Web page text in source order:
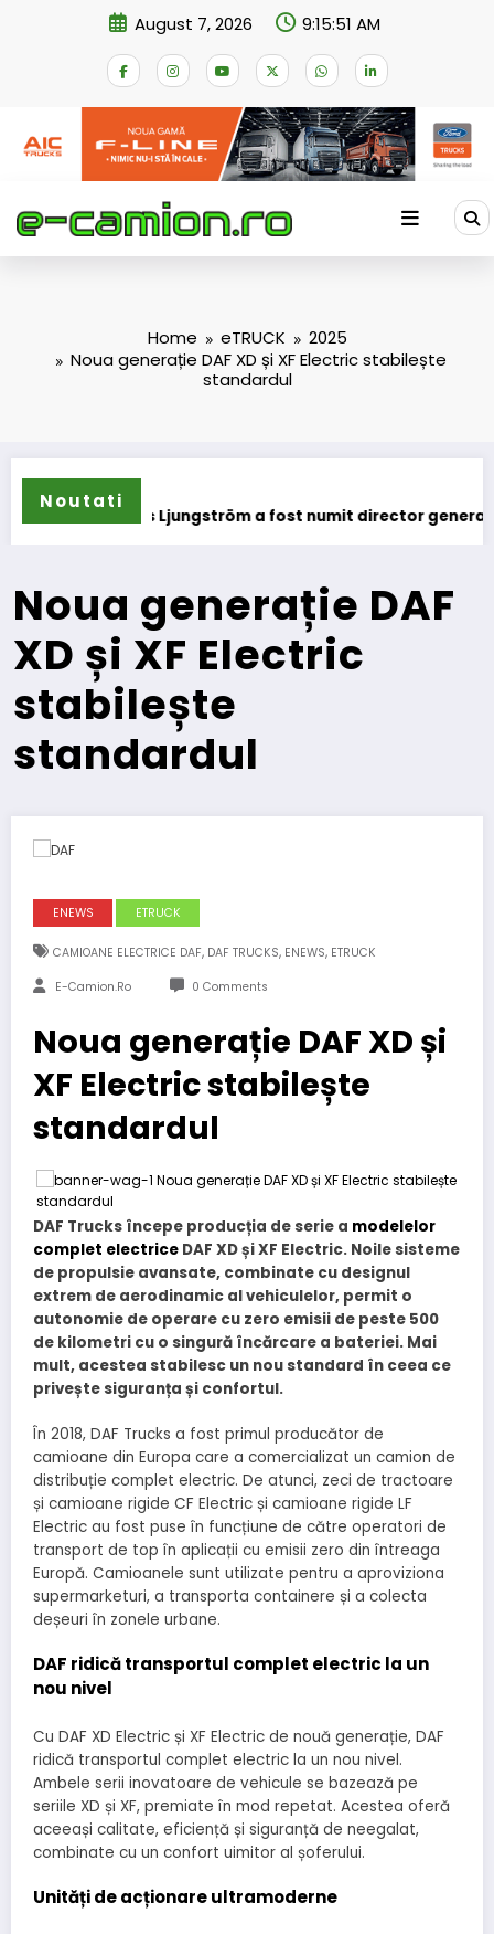
August 7, 2026 9:15:52 AM
Home eTRUCK
2025
Noua generație DAF XD și XF Electric stabilește
standardul
Noutati
a fost numit director general (CFO) pentruIVECO
Noua generație DAF
XD și XF Electric
stabilește
standardul
ENEWS ETRUCK
CAMIOANE ELECTRICE DAF, DAF TRUCKS, ENEWS, ETRUCK
E-Camion.ro 0 Comments
Noua generație DAF XD și
XF Electric stabilește
standardul
DAF Trucks începe producția de serie a modelelor
complet electrice DAF XD și XF Electric. Noile sisteme
de propulsie avansate, combinate cu designul
extrem de aerodinamic al vehiculelor, permit o
autonomie de operare cu zero emisii de peste 500
de kilometri cu o singură încărcare a bateriei. Mai
mult, acestea stabilesc un nou standard în ceea ce
privește siguranța și confortul.
În 2018, DAF Trucks a fost primul producător de
camioane din Europa care a comercializat un camion de
distribuție complet electric. De atunci, zeci de tractoare
și camioane rigide CF Electric și camioane rigide LF
Electric au fost puse în funcțiune de către operatori de
transport de top în aplicații cu emisii zero din întreaga
Europă. Camioanele sunt utilizate pentru a aproviziona
supermarketuri, a transporta containere și a colecta
deșeuri în zonele urbane.
DAF ridică transportul complet electric la un
nou nivel
Cu DAF XD Electric și XF Electric de nouă generație, DAF
ridică transportul complet electric la un nou nivel.
Ambele serii inovatoare de vehicule se bazează pe
seriile XD și XF, premiate în mod repetat. Acestea oferă
aceeași calitate, eficiență și siguranță de neegalat,
combinate cu un confort uimitor al șoferului.
Unități de acționare ultramoderne